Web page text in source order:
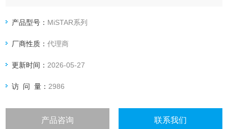
测定范围 Z轴(mm) : 500
产品型号： MiSTAR系列
厂商性质：代理商
更新时间： 2026-05-27
访 问 量： 2986
产品咨询 联系我们